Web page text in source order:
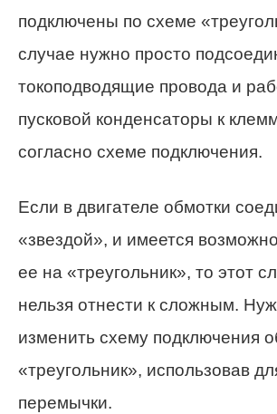
подключены по схеме
случае нужно просто
токоподводящие провода и
пусковой конденсаторы к
согласно схеме подключения.
Если в двигателе обмотки
«звездой», и имеется
ее на «треугольник», то этот
нельзя отнести к сложным.
изменить схему подключения
«треугольник», использовав
перемычки.